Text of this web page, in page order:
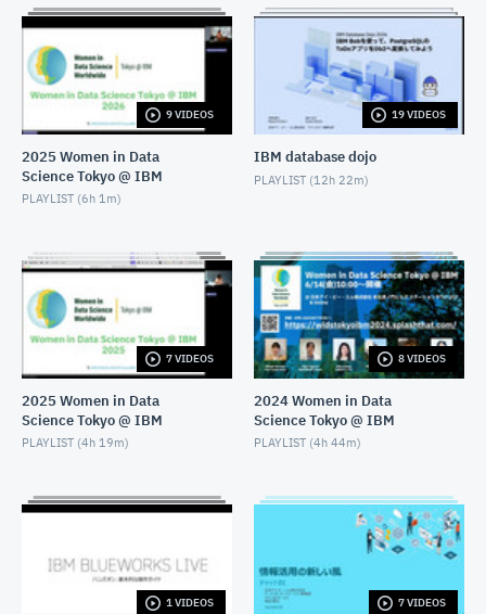
OCTOBER 5, 2023
Instana Website Monitoringの話
OCTOBER 5, 2023
コンテナ基盤での Instana 活用シーンご紹介
Instanaユーザー同士の意見交換 & クロージング
OCTOBER 5, 2023
9 VIDEOS
2025 Women in Data
Science Tokyo @ IBM
PLAYLIST (6h 1m)
19 VIDEOS
IBM database dojo
PLAYLIST (12h 22m)
7 VIDEOS
2025 Women in Data
Science Tokyo @ IBM
PLAYLIST (4h 19m)
8 VIDEOS
2024 Women in Data
Science Tokyo @ IBM
PLAYLIST (4h 44m)
1 VIDEOS 7 VIDEOS